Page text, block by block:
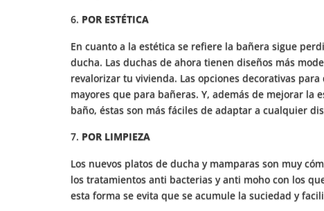
POR ESTÉTICA
En cuanto a la estética se refiere la bañera sigue
ducha. Las duchas de ahora tienen diseños más
revalorizar tu vivienda. Las opciones decorativas
mayores que para bañeras. Y, además de mejorar la
baño, éstas son más fáciles de adaptar a cualquier
POR LIMPIEZA
Los nuevos platos de ducha y mamparas son muy
los tratamientos anti bacterias y anti moho con los
esta forma se evita que se acumule la suciedad y